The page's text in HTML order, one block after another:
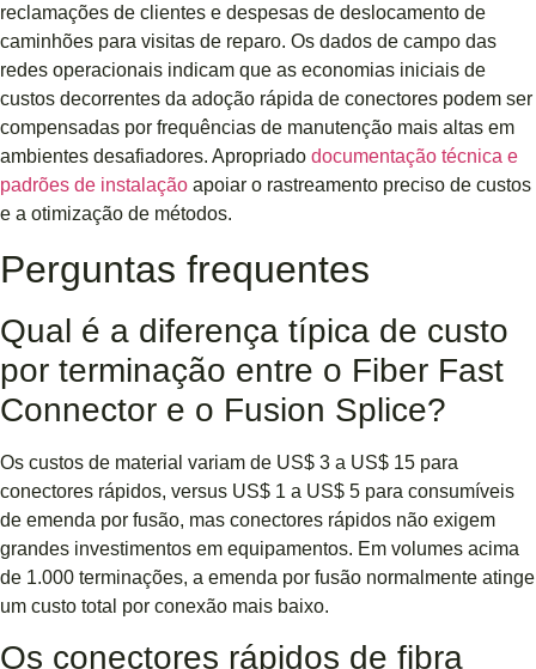
reclamações de clientes e despesas de deslocamento de
caminhões para visitas de reparo. Os dados de campo das
redes operacionais indicam que as economias iniciais de
custos decorrentes da adoção rápida de conectores podem ser
compensadas por frequências de manutenção mais altas em
ambientes desafiadores. Apropriado documentação técnica e
padrões de instalação apoiar o rastreamento preciso de custos
e a otimização de métodos.
Perguntas frequentes
Qual é a diferença típica de custo
por terminação entre o Fiber Fast
Connector e o Fusion Splice?
Os custos de material variam de US$ 3 a US$ 15 para
conectores rápidos, versus US$ 1 a US$ 5 para consumíveis
de emenda por fusão, mas conectores rápidos não exigem
grandes investimentos em equipamentos. Em volumes acima
de 1.000 terminações, a emenda por fusão normalmente atinge
um custo total por conexão mais baixo.
Os conectores rápidos de fibra